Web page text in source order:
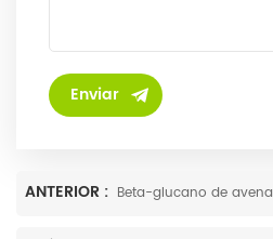
ANTERIOR : Beta-glucano de avena